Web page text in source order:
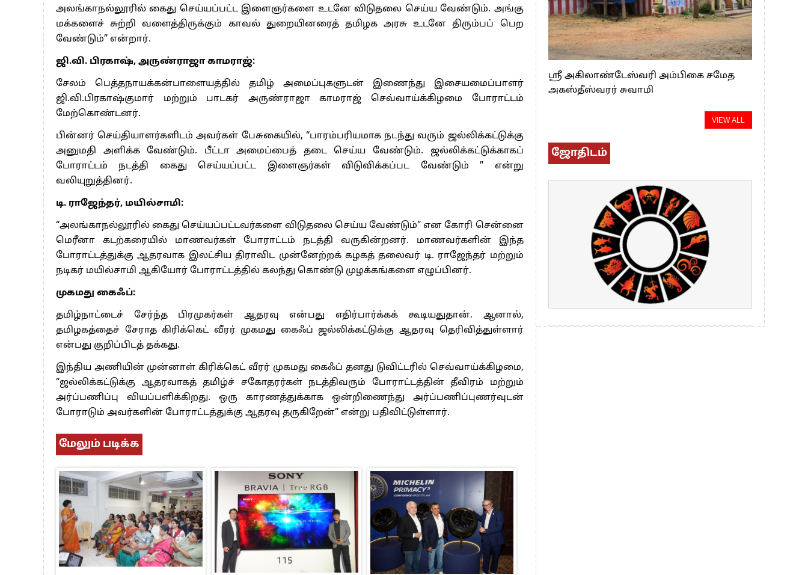
அலங்காநல்லூரில் கைது செய்யப்பட்ட இளைஞர்களை உடனே விடுதலை செய்ய வேண்டும். அங்கு
மக்களைச் சுற்றி வளைத்திருக்கும் காவல் துறையினரைத் தமிழக அரசு உடனே திரும்பப் பெற
வேண்டும்” என்றார்.
ஜி.வி. பிரகாஷ், அருண்ராஜா காமராஜ்:
சேலம் பெத்தநாயக்கன்பாளையத்தில் தமிழ் அமைப்புகளுடன் இணைந்து இசையமைப்பாளர்
ஜி.வி.பிரகாஷ்குமார் மற்றும் பாடகர் அருண்ராஜா காமராஜ் செவ்வாய்க்கிழமை போராட்டம்
மேற்கொண்டனர்.
பின்னர் செய்தியாளர்களிடம் அவர்கள் பேசுகையில், “பாரம்பரியமாக நடந்து வரும் ஜல்லிக்கட்டுக்கு
அனுமதி அளிக்க வேண்டும். பீட்டா அமைப்பைத் தடை செய்ய வேண்டும். ஜல்லிக்கட்டுக்காகப்
போராட்டம் நடத்தி கைது செய்யப்பட்ட இளைஞர்கள் விடுவிக்கப்பட வேண்டும் ” என்று
வலியுறுத்தினர்.
டி. ராஜேந்தர், மயில்சாமி:
“அலங்காநல்லூரில் கைது செய்யப்பட்டவர்களை விடுதலை செய்ய வேண்டும்” என கோரி சென்னை
மெரீனா கடற்கரையில் மாணவர்கள் போராட்டம் நடத்தி வருகின்றனர். மாணவர்களின் இந்த
போராட்டத்துக்கு ஆதரவாக இலட்சிய திராவிட முன்னேற்றக் கழகத் தலைவர் டி. ராஜேந்தர் மற்றும்
நடிகர் மயில்சாமி ஆகியோர் போராட்டத்தில் கலந்து கொண்டு முழக்கங்களை எழுப்பினர்.
முகமது கைஃப்:
தமிழ்நாட்டைச் சேர்ந்த பிரமுகர்கள் ஆதரவு என்பது எதிர்பார்க்கக் கூடியதுதான். ஆனால்,
தமிழகத்தைச் சேராத கிரிக்கெட் வீரர் முகமது கைஃப் ஜல்லிக்கட்டுக்கு ஆதரவு தெரிவித்துள்ளார்
என்பது குறிப்பிடத் தக்கது.
இந்திய அணியின் முன்னாள் கிரிக்கெட் வீரர் முகமது கைஃப் தனது டுவிட்டரில் செவ்வாய்க்கிழமை,
“ஜல்லிக்கட்டுக்கு ஆதரவாகத் தமிழ்ச் சகோதரர்கள் நடத்திவரும் போராட்டத்தின் தீவிரம் மற்றும்
அர்ப்பணிப்பு வியப்பளிக்கிறது. ஒரு காரணத்துக்காக ஒன்றிணைந்து அர்ப்பணிப்புணர்வுடன்
போராடும் அவர்களின் போராட்டத்துக்கு ஆதரவு தருகிறேன்” என்று பதிவிட்டுள்ளார்.
மேலும் படிக்க
ஸ்ரீ அகிலாண்டேஸ்வரி அம்பிகை சமேத
அகஸ்தீஸ்வரர் சுவாமி
VIEW ALL
ஜோதிடம்